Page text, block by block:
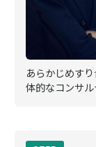
あらかじめす
体的なコンサル